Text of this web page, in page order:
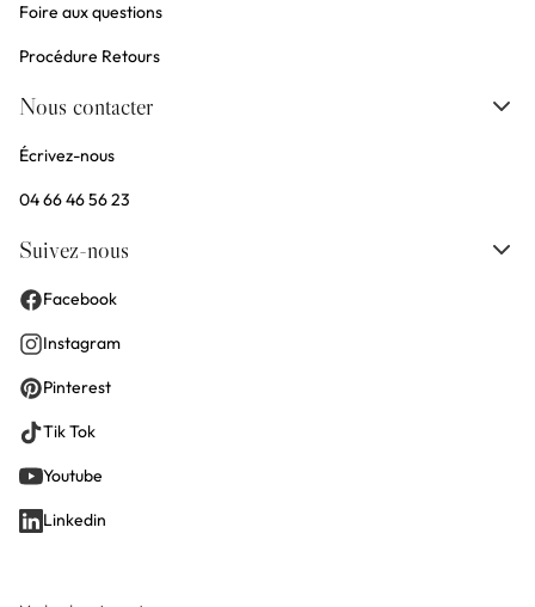
Foire aux questions
Procédure Retours
Nous contacter
Écrivez-nous
04 66 46 56 23
Suivez-nous
Facebook
Instagram
Pinterest
Tik Tok
Youtube
Linkedin